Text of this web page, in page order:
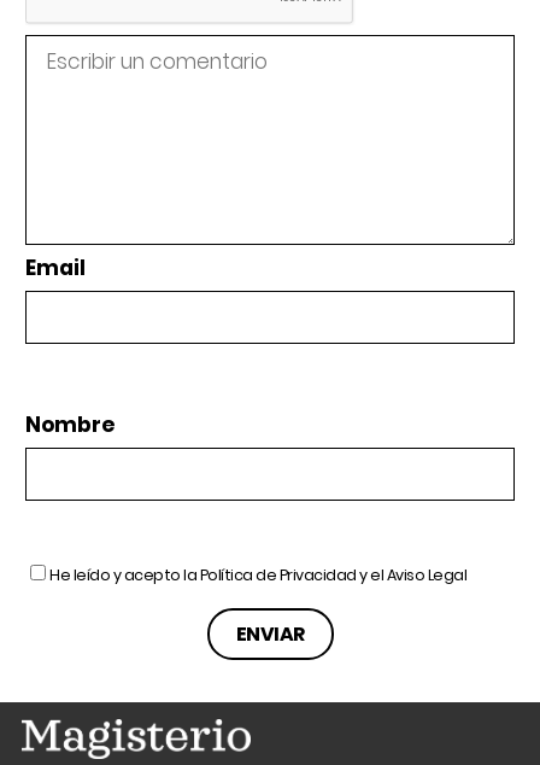
Email
Nombre
He leído y acepto laPolítica de Privacidady elAviso Legal